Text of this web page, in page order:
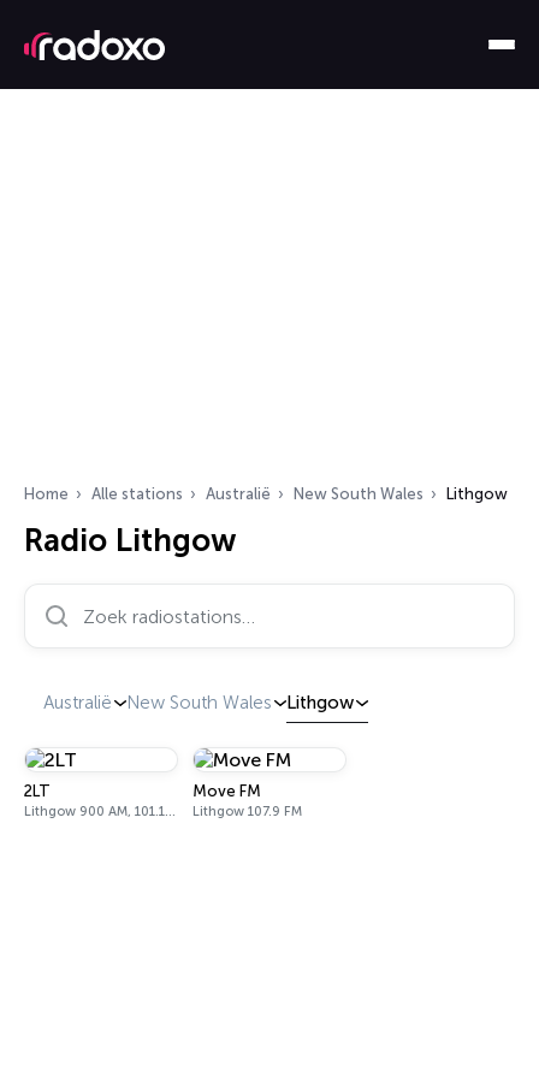
Home Alle stations Australië New South Wales Lithgow
Radio Lithgow
Zoek radiostations…
Australië New South Wales Lithgow
2LT
Lithgow 900 AM, 101.1 FM
Move FM
Lithgow 107.9 FM